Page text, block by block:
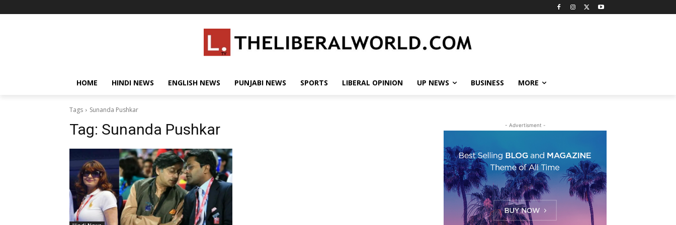
HOME HINDI NEWS ENGLISH NEWS PUNJABI NEWS SPORTS LIBERAL OPINION UP NEWS BUSINESS MORE
Tags Sunanda Pushkar
Tag: Sunanda Pushkar - Advertisment -